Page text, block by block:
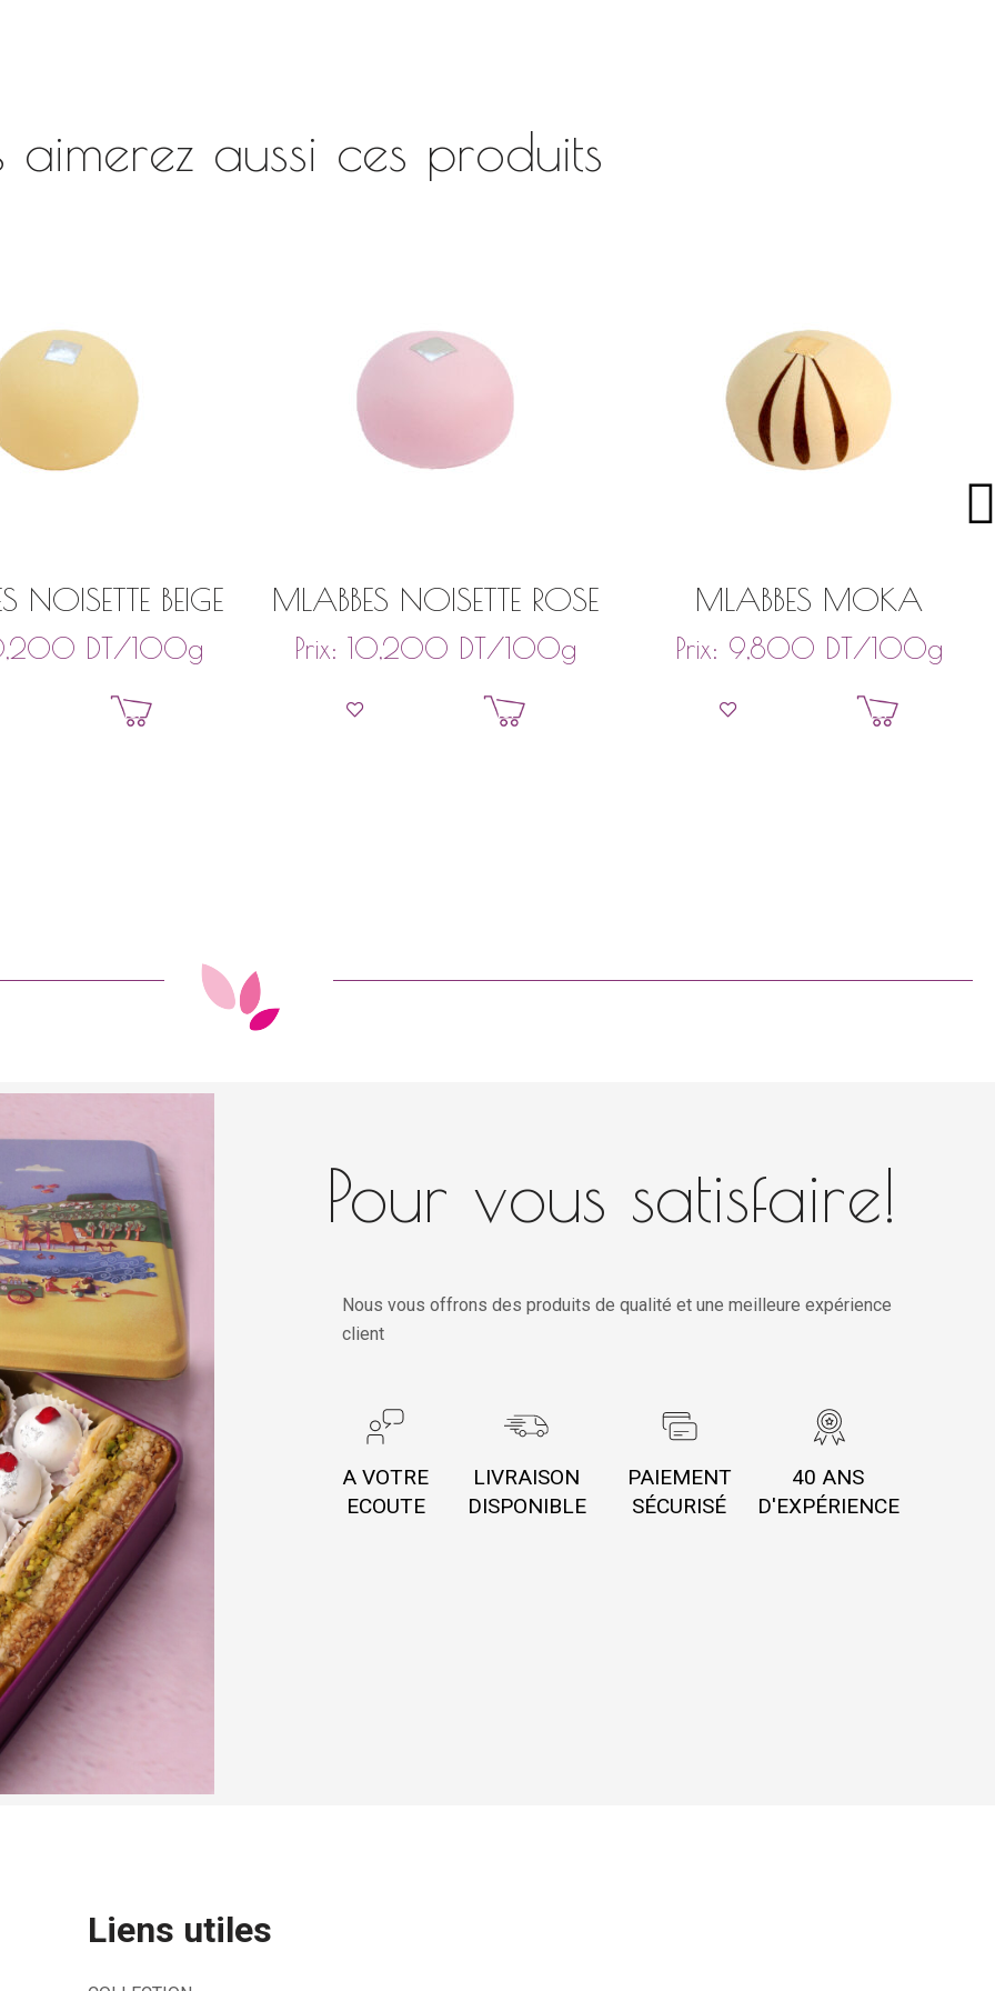
aimerez aussi ces produits
NOISETTE BEIGE
DT/100g
Ajouter au panier
MLABBES NOISETTE ROSE
Prix: 10,200 DT/100g
Ajouter au panier
MLABBES MOKA
Prix: 9,800 DT/100g
Ajouter au panier
Pour vous satisfaire!
Nous vous offrons des produits de qualité et une meilleure expérience
client
A VOTRE
ECOUTE
LIVRAISON
DISPONIBLE
PAIEMENT
SÉCURISÉ
40 ANS
D'EXPÉRIENCE
Liens utiles